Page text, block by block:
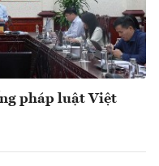
pháp luật Việt